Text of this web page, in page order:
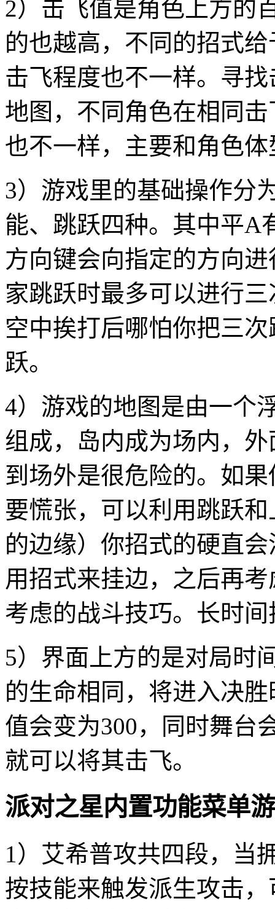
2）击飞值是角色上方的
的也越高，不同的招式
击飞程度也不一样。寻
地图，不同角色在相同
也不一样，主要和角色
3）游戏里的基础操作分
能、跳跃四种。其中平A
方向键会向指定的方向
家跳跃时最多可以进行
空中挨打后哪怕你把三
跃。
4）游戏的地图是由一个
组成，岛内成为场内，
到场外是很危险的。如
要慌张，可以利用跳跃
的边缘）你招式的硬直
用招式来挂边，之后再
考虑的战斗技巧。长时
5）界面上方的是对局时
的生命相同，将进入决
值会变为300，同时舞台
就可以将其击飞。
派对之星内置功能菜单
1）艾希普攻共四段，当
按技能来触发派生攻击